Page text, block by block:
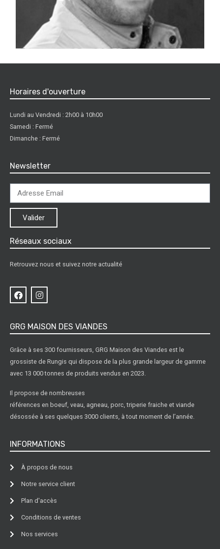
Horaires d'ouverture
Lundi au Vendredi : 2h00 à 10h00
Samedi : Fermé
Dimanche : Fermé
Newsletter
Valider
Réseaux sociaux
Retrouvez nous et suivez notre actualité
GRG MAISON DES VIANDES
Grâce à ses 300 fournisseurs, GRG Maison des Viandes est le
grossiste de Rungis qui dispose de la plus grande largeur de gamme
avec 13 000 tonnes de produits vendus en 2023.
Il propose de nombreuses
références en boeuf, veau, agneau, porc, triperie fraiche et viande
désossée à ses quelques 3000 clients, à tout moment de l’année.
INFORMATIONS
À propos de nous
Notre service client
Plan d'accès
Conditions de ventes
Nos services